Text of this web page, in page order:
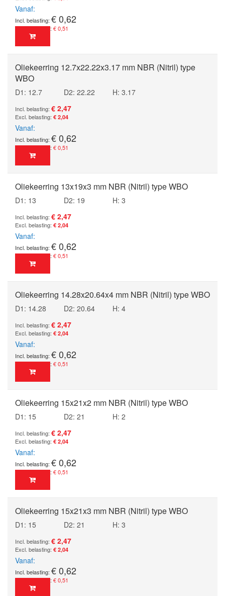
Vanaf
€ 0,62
€ 0,51
Oliekeerring 12.7x22.22x3.17 mm NBR (Nitril) type
WBO
D1: 12.7 D2: 22.22
H: 3.17
€ 2,47
€ 2,04
Vanaf
€ 0,62
€ 0,51
Oliekeerring 13x19x3 mm NBR (Nitril) type WBO
D1: 13 D2: 19
H: 3
€ 2,47
€ 2,04
Vanaf
€ 0,62
€ 0,51
Oliekeerring 14.28x20.64x4 mm NBR (Nitril) type WBO
D1: 14.28 D2: 20.64
H: 4
€ 2,47
€ 2,04
Vanaf
€ 0,62
€ 0,51
Oliekeerring 15x21x2 mm NBR (Nitril) type WBO
D1: 15 D2: 21
H: 2
€ 2,47
€ 2,04
Vanaf
€ 0,62
€ 0,51
Oliekeerring 15x21x3 mm NBR (Nitril) type WBO
D1: 15 D2: 21
H: 3
€ 2,47
€ 2,04
Vanaf
€ 0,62
€ 0,51